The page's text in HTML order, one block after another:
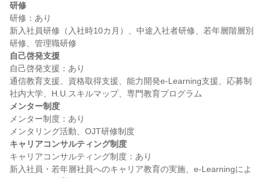
研修
研修：あり
新入社員研修（入社時10カ月）、中途入社者研修、若年層階層別
自己啓発支援
自己啓発支援：あり
通信教育支援、資格取得支援、能力開発e-Learning支援、応募制
メンター制度
メンター制度：あり
キャリアコンサルティング制度
キャリアコンサルティング制度：あり
新入社員・若年層社員へのキャリア教育の実施、e-Learningによ